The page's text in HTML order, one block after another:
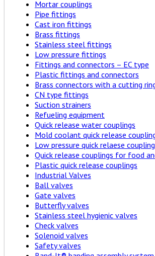
Mortar couplings
Pipe fittings
Cast iron fittings
Brass fittings
Stainless steel fittings
Low pressure fittings
Fittings and connectors – EC type
Plastic fittings and connectors
Brass connectors with a cutting
CN type fittings
Suction strainers
Refueling equipment
Quick release water couplings
Mold coolant quick release
Low pressure quick relaese
Quick release couplings for food
Plastic quick release couplings
Industrial Valves
Ball valves
Gate valves
Butterfly valves
Stainless steel hygienic valves
Check valves
Solenoid valves
Safety valves